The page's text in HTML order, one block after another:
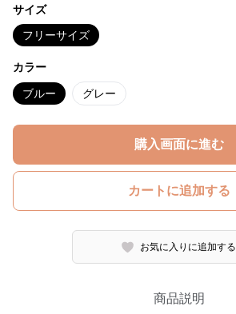
サイズ
フリーサイズ
カラー
ブルー グレー
購入画面に進む
カートに追加する
お気に入りに追加する
商品説明